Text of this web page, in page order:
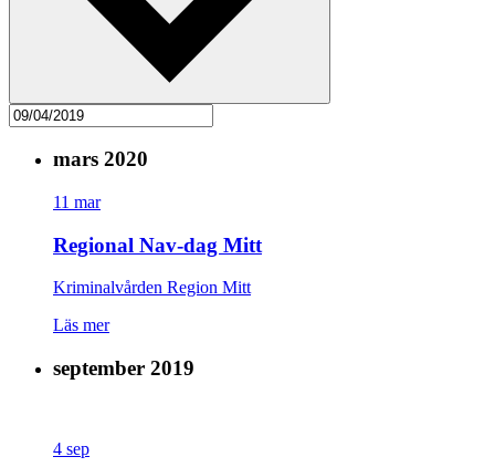
mars 2020
11 mar
Regional Nav-dag Mitt
Kriminalvården Region Mitt
Läs mer
september 2019
4 sep